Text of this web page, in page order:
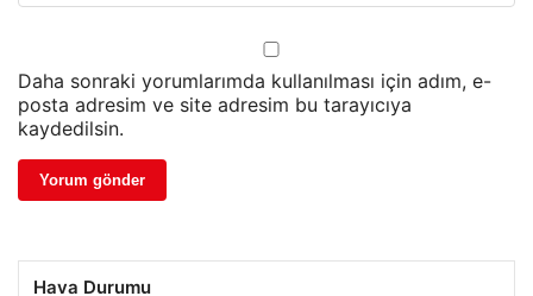
Daha sonraki yorumlarımda kullanılması için adım, e-
posta adresim ve site adresim bu tarayıcıya
kaydedilsin.
Hava Durumu